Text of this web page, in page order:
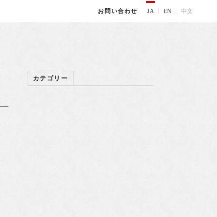
お問い合わせ JA EN 中文
カテゴリー